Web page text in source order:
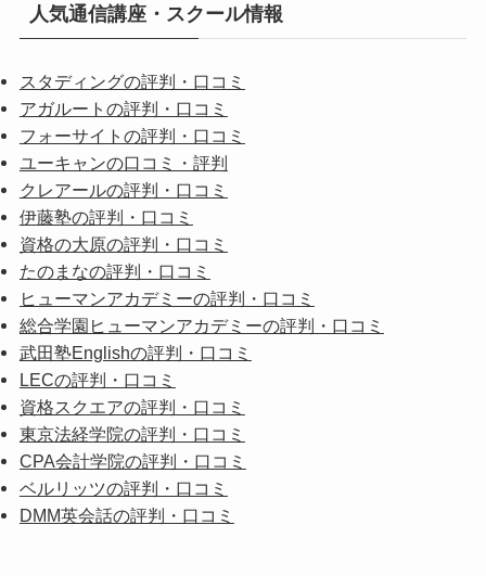
人気通信講座・スクール情報
スタディングの評判・口コミ
アガルートの評判・口コミ
フォーサイトの評判・口コミ
ユーキャンの口コミ・評判
クレアールの評判・口コミ
伊藤塾の評判・口コミ
資格の大原の評判・口コミ
たのまなの評判・口コミ
ヒューマンアカデミーの評判・口コミ
総合学園ヒューマンアカデミーの評判・口コミ
武田塾Englishの評判・口コミ
LECの評判・口コミ
資格スクエアの評判・口コミ
東京法経学院の評判・口コミ
CPA会計学院の評判・口コミ
ベルリッツの評判・口コミ
DMM英会話の評判・口コミ